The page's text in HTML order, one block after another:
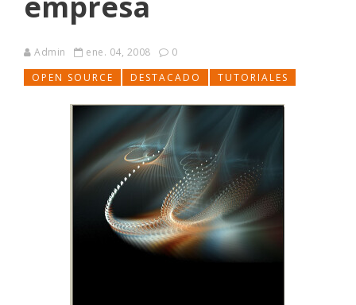
Admin ene. 04, 2008
0
OPEN SOURCE
DESTACADO TUTORIALES